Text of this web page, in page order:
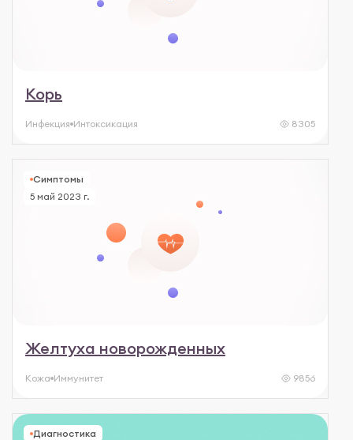
Корь
Инфекция Интоксикация 8305
Симптомы
5 май 2023 г.
Желтуха новорожденных
Кожа Иммунитет 9856
Диагностика